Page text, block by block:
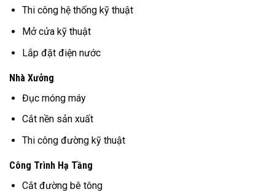
Thi công hệ thống kỹ thuật
Mở cửa kỹ thuật
Lắp đặt điện nước
Nhà Xưởng
Đục móng máy
Cắt nền sản xuất
Thi công đường kỹ thuật
Công Trình Hạ Tầng
Cắt đường bê tông